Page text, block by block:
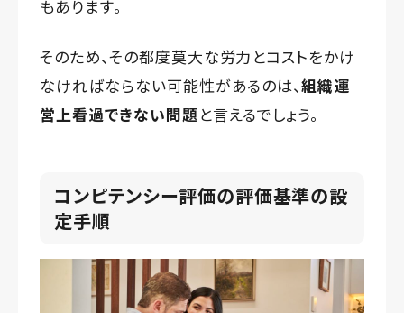
もあります。
そのため、その都度莫大な労力とコストをかけ
なければならない可能性があるのは、組織運
営上看過できない問題と言えるでしょう。
コンピテンシー評価の評価基準の設
定手順